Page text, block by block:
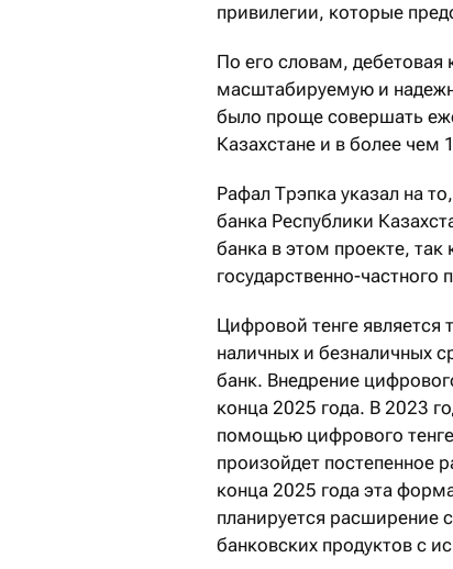
привилегии, которые
По его словам, дебетовая
масштабируемую и
было проще совершать
Казахстане и в более
Рафал Трэпка указал на
банка Республики
банка в этом проекте,
государственно-
Цифровой тенге является
наличных и безналичных
банк. Внедрение
конца 2025 года. В 2023
помощью цифрового
произойдет постепенное
конца 2025 года эта
планируется расширение
банковских продуктов с